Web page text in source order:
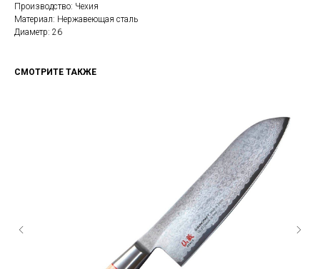
Производство: Чехия
Материал: Нержавеющая сталь
Диаметр: 26
СМОТРИТЕ ТАКЖЕ